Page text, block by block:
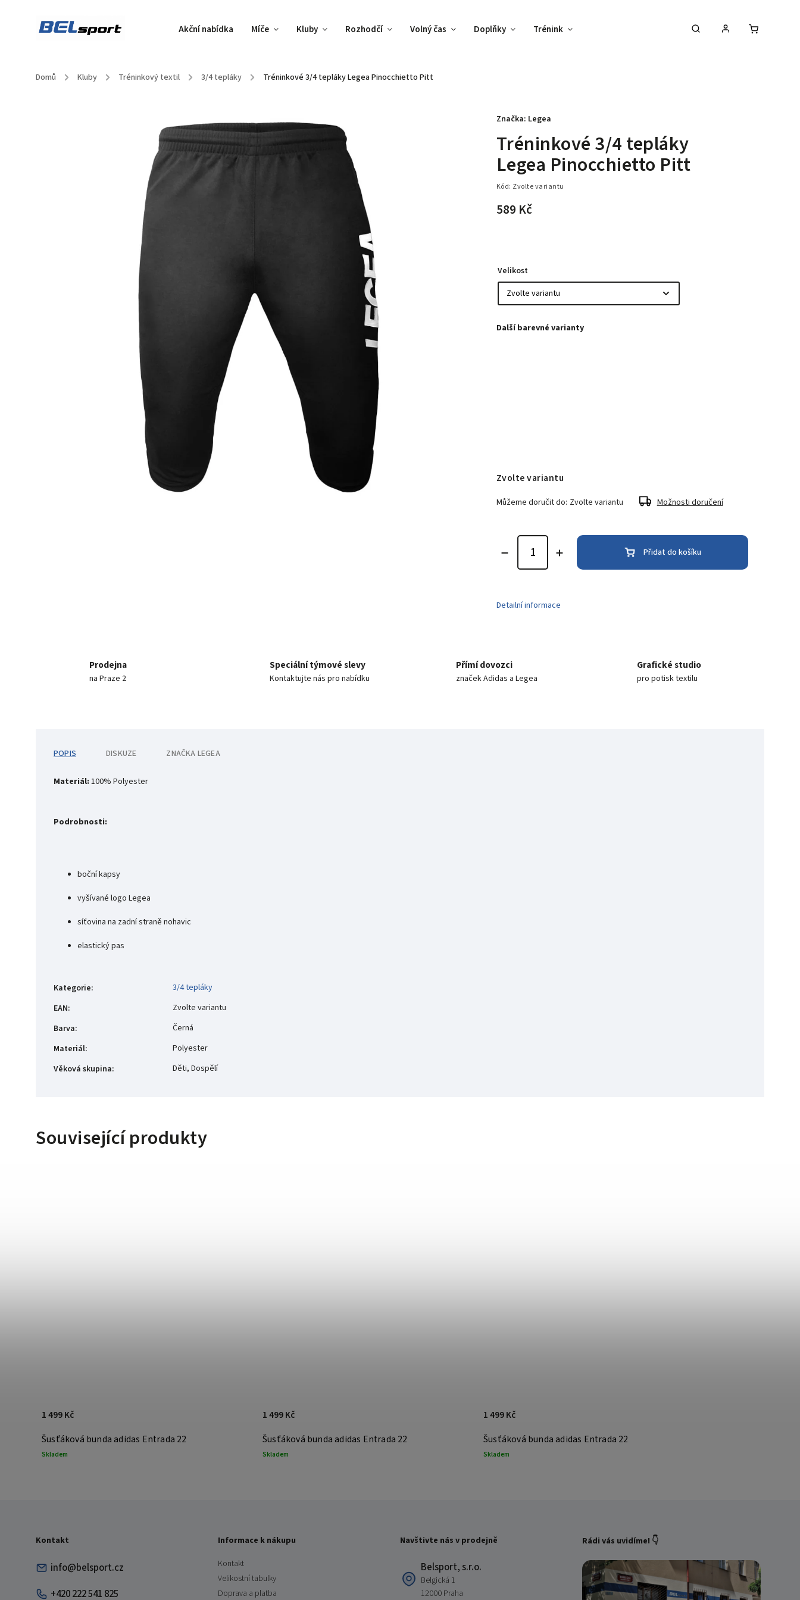
Akční nabídka Míče Kluby Rozhodčí Volný čas Doplňky Trénink Vybav svůj tým !
Domů / Kluby / Tréninkový textil / 3/4 tepláky / Tréninkové 3/4 tepláky Legea Pinocchietto Pitt
Tréninkové 3/4 tepláky
Legea Pinocchietto Pitt
Kód: Zvolte variantu
589 Kč
Značka: Legea
Velikost
Zvolte variantu
Můžeme doručit do: Zvolte variantu Možnosti doručení
Přidat do košíku
Detailní informace
Prodejna
na Praze 2
Speciální týmové slevy
Kontaktujte nás pro nabídku
Přímí dovozci
značek Adidas a Legea
Grafické studio
pro potisk textilu
POPIS DISKUZE ZNAČKA LEGEA
Materiál: 100% Polyester
Podrobnosti:
boční kapsy
vyšívané logo Legea
síťovina na zadní straně nohavic
elastický pas
Kategorie:
3/4 tepláky
EAN:
Zvolte variantu
Barva:
Černá
Materiál:
Polyester
Věková skupina: Děti, Dospělí
Související produkty
Šusťáková bunda adidas Entrada 22
Skladem
1 499 Kč
Šusťáková bunda adidas Entrada 22
Skladem
1 499 Kč
Šusťáková bunda adidas Entrada 22
Skladem
1 499 Kč
Kontakt
info@belsport.cz
+420 222 541 825
Informace k nákupu
Kontakt
Velikostní tabulky
Doprava a platba
Navštivte nás v prodejně
Belsport, s.r.o.
Belgická 1
12000 Praha
Rádi vás uvidíme! 👇